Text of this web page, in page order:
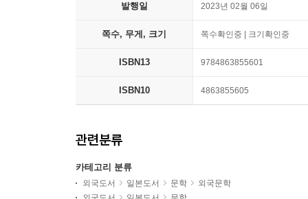
발행일 2023년 02월 06일
쪽수, 무게, 크기 쪽수확인중 | 크기확인중
ISBN13 9784863855601
ISBN10 4863855605
관련분류
카테고리 분류
외국도서 일본도서 문학
외국문학